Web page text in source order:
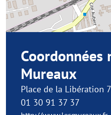
Coordonnées
Mureaux
Place de la Libération
01 30 91 37 37